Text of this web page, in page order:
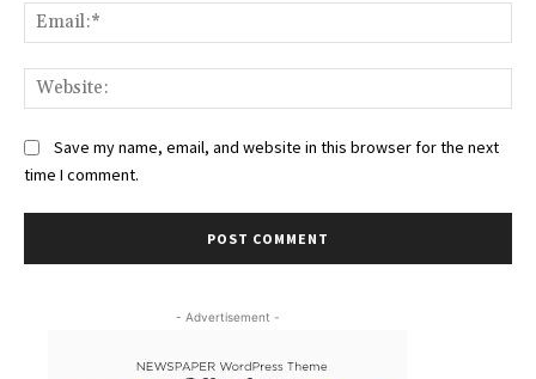
Save my name, email, and website in this browser for the next
time I comment.
- Advertisement -